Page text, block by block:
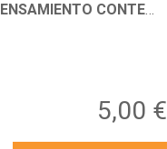
CONTEMPORÁNEO
5,00 €